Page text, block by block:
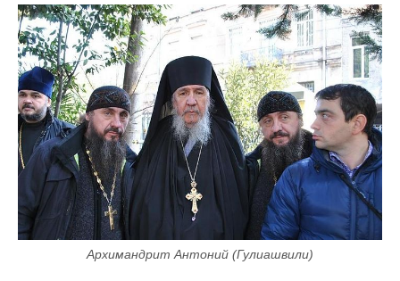
Архимандрит Антоний (Гулиашвили)